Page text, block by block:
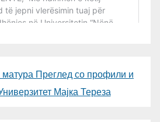
Преглед со профили и
Мајка Тереза